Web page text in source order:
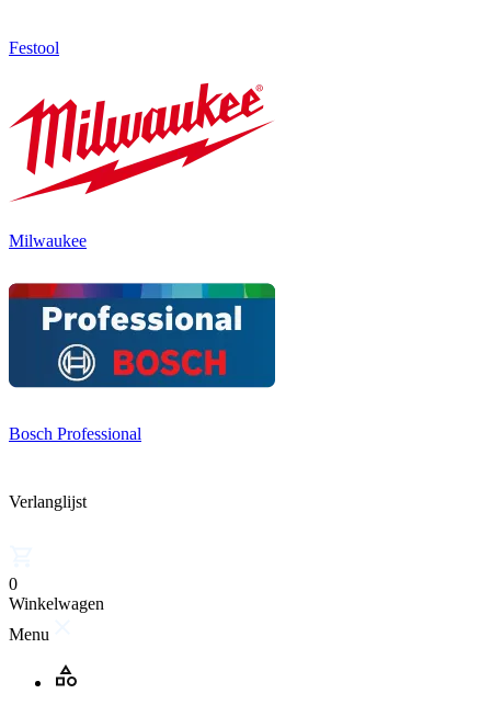
Festool
Milwaukee
Bosch Professional
Verlanglijst
0
Winkelwagen
Menu